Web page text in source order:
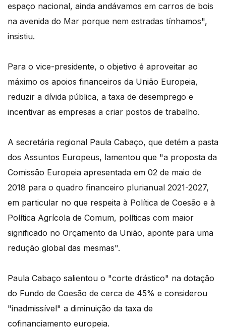
espaço nacional, ainda andávamos em carros de bois
na avenida do Mar porque nem estradas tínhamos",
insistiu.
Para o vice-presidente, o objetivo é aproveitar ao
máximo os apoios financeiros da União Europeia,
reduzir a dívida pública, a taxa de desemprego e
incentivar as empresas a criar postos de trabalho.
A secretária regional Paula Cabaço, que detém a pasta
dos Assuntos Europeus, lamentou que "a proposta da
Comissão Europeia apresentada em 02 de maio de
2018 para o quadro financeiro plurianual 2021-2027,
em particular no que respeita à Política de Coesão e à
Política Agrícola de Comum, políticas com maior
significado no Orçamento da União, aponte para uma
redução global das mesmas".
Paula Cabaço salientou o "corte drástico" na dotação
do Fundo de Coesão de cerca de 45% e considerou
"inadmissível" a diminuição da taxa de
cofinanciamento europeia.